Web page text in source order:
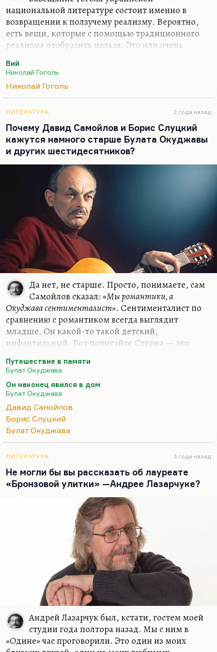
национальной литературе состоит именно в
возвращении к ползучему реализму. Вероятно,
есть вещи, которые с помощью традиционного
реализма отобразить нельзя. Это или очень
условно говоря, такая вещь, как война. Потому
традиционного реализма терпят такой
по-настоящему великой прозы о Великой
Отечественной. Есть подходы к этому: есть
гениальная проза Василя Быкова, есть тексты
Гроссмана, проза Константина Воробьева, да
много. Но все они не отвечают на вопросы,
откуда это взялось и…
Вий
Николай Гоголь
Николай Гоголь
ЛИТЕРАТУРА 2 года назад
Почему Давид Самойлов и Борис Слуцкий
кажутся намного старше Булата Окуджавы
и других шестидесятников?
Да нет, не старше. Просто, понимаете, сам
Самойлов сказал:«Мы романтики, а
Окуджава сентименталист». Сентименталист по
сравнению с романтиком всегда выглядит
младше. Он какой-то такой детский,
инфантильный. Вот почитайте Стерна — это
ребячится. Почитайте Карамзина — это тоже
такое литературное детство. Тогда как
романтики — это люди действия. И даже
романтический подросток выглядит старше
сентиментального ребенка.
Окуджава и плотно примыкающий к нему Юрий
наивны на фоне военных поэтов. Вот видите,
доживший до победы) гордились военным
опытом. Для них…
Путешествие в памяти
Булат Окуджава
Он наконец явился в дом
Булат Окуджава
Давид Самойлов
Борис Слуцкий
Булат Окуджава
ЛИТЕРАТУРА 3 года назад
Не могли бы вы рассказать об лауреате
«Бронзовой улитки» —Андрее Лазарчуке?
Андрей Лазарчук был, кстати, гостем моей
студии года полтора назад. Мы с ним в
«Одине» час проговорили. Это один из моих